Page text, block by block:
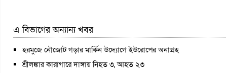
এ বিভাগের অন্যান্য খবর
হরমুজে নৌজোট গড়ার মার্কিন উদ্যোগে ইউরোপের অনাগ্রহ
শ্রীলঙ্কার কারাগারে দাঙ্গায় নিহত ৩, আহত ২৩